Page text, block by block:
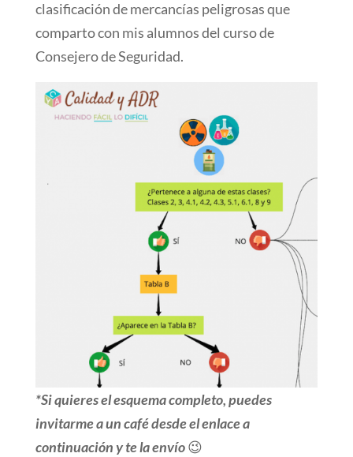
clasificación de mercancías peligrosas que
comparto con mis alumnos del curso de
Consejero de Seguridad.
*Si quieres el esquema completo, puedes
invitarme a un café desde el enlace a
continuación y te la envío😉